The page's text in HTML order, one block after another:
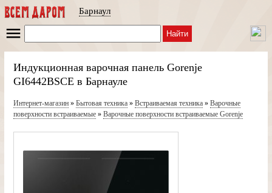
Барнаул
Найти
Индукционная варочная панель Gorenje
GI6442BSCE в Барнауле
Интернет-магазин» Бытовая техника» Встраиваемая техника» Варочные
поверхности встраиваемые» Варочные поверхности встраиваемые Gorenje